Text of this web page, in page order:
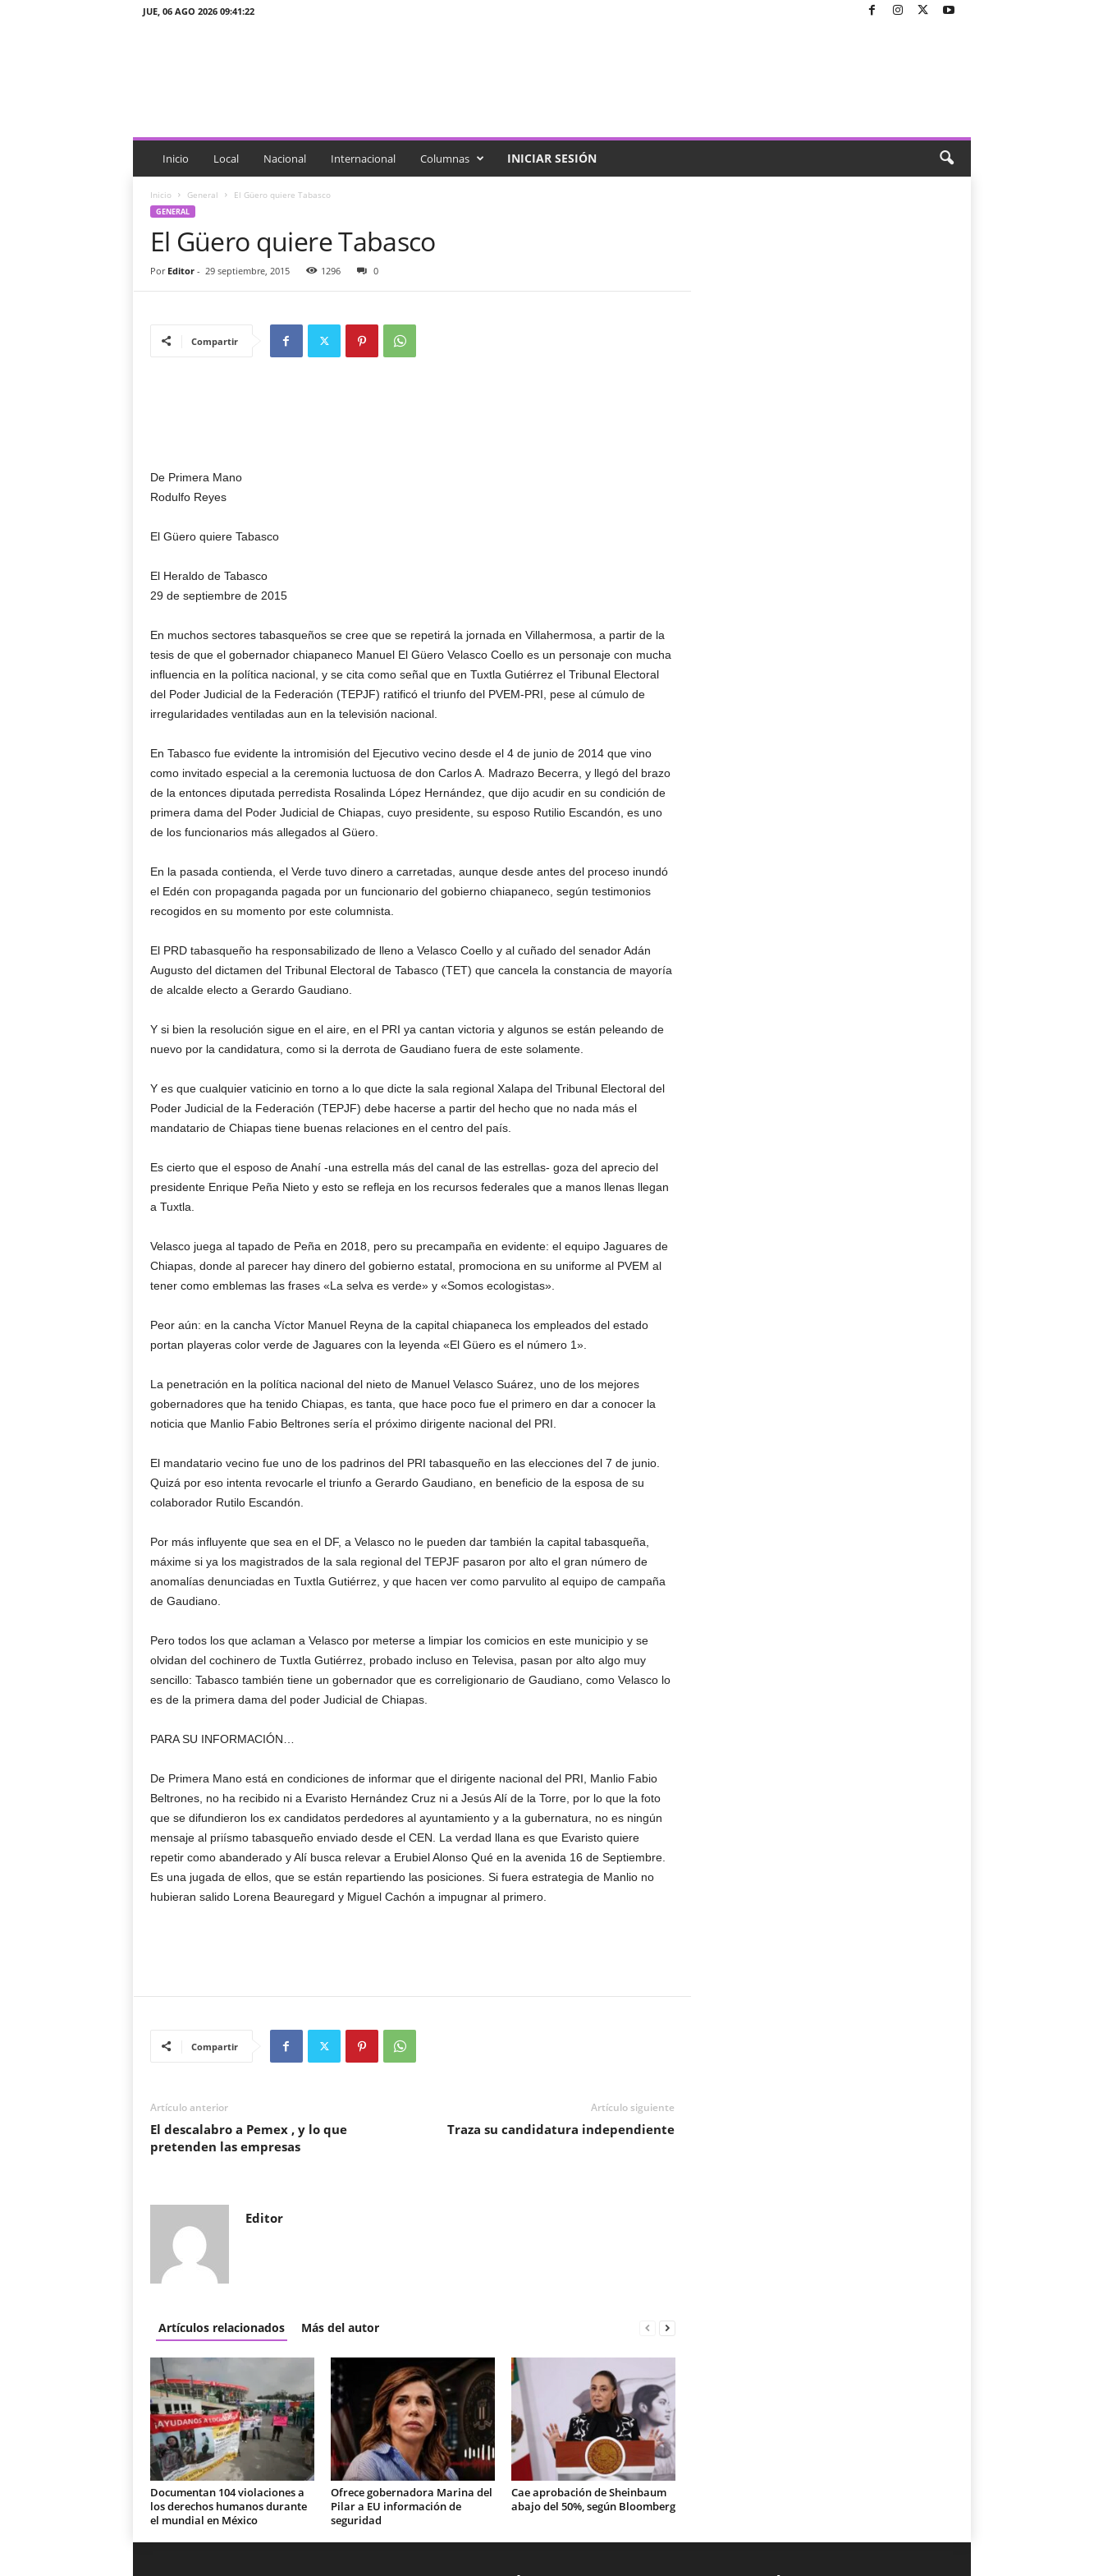
JUE, 06 AGO 2026 09:41:22
c
a
Inicio Local Nacional Internacional Columnas INICIAR SESIÓN
Inicio General El Güero quiere Tabasco
GENERAL
El Güero quiere Tabasco
Por Editor- 29 septiembre, 2015 1296 0
Compartir
De Primera Mano
Rodulfo Reyes
El Güero quiere Tabasco
El Heraldo de Tabasco
29 de septiembre de 2015
En muchos sectores tabasqueños se cree que se repetirá la jornada en Villahermosa, a partir de la
tesis de que el gobernador chiapaneco Manuel El Güero Velasco Coello es un personaje con mucha
influencia en la política nacional, y se cita como señal que en Tuxtla Gutiérrez el Tribunal Electoral
del Poder Judicial de la Federación (TEPJF) ratificó el triunfo del PVEM-PRI, pese al cúmulo de
irregularidades ventiladas aun en la televisión nacional.
En Tabasco fue evidente la intromisión del Ejecutivo vecino desde el 4 de junio de 2014 que vino
como invitado especial a la ceremonia luctuosa de don Carlos A. Madrazo Becerra, y llegó del brazo
de la entonces diputada perredista Rosalinda López Hernández, que dijo acudir en su condición de
primera dama del Poder Judicial de Chiapas, cuyo presidente, su esposo Rutilio Escandón, es uno
de los funcionarios más allegados al Güero.
En la pasada contienda, el Verde tuvo dinero a carretadas, aunque desde antes del proceso inundó
el Edén con propaganda pagada por un funcionario del gobierno chiapaneco, según testimonios
recogidos en su momento por este columnista.
El PRD tabasqueño ha responsabilizado de lleno a Velasco Coello y al cuñado del senador Adán
Augusto del dictamen del Tribunal Electoral de Tabasco (TET) que cancela la constancia de mayoría
de alcalde electo a Gerardo Gaudiano.
Y si bien la resolución sigue en el aire, en el PRI ya cantan victoria y algunos se están peleando de
nuevo por la candidatura, como si la derrota de Gaudiano fuera de este solamente.
Y es que cualquier vaticinio en torno a lo que dicte la sala regional Xalapa del Tribunal Electoral del
Poder Judicial de la Federación (TEPJF) debe hacerse a partir del hecho que no nada más el
mandatario de Chiapas tiene buenas relaciones en el centro del país.
Es cierto que el esposo de Anahí -una estrella más del canal de las estrellas- goza del aprecio del
presidente Enrique Peña Nieto y esto se refleja en los recursos federales que a manos llenas llegan
a Tuxtla.
Velasco juega al tapado de Peña en 2018, pero su precampaña en evidente: el equipo Jaguares de
Chiapas, donde al parecer hay dinero del gobierno estatal, promociona en su uniforme al PVEM al
tener como emblemas las frases «La selva es verde» y «Somos ecologistas».
Peor aún: en la cancha Víctor Manuel Reyna de la capital chiapaneca los empleados del estado
portan playeras color verde de Jaguares con la leyenda «El Güero es el número 1».
La penetración en la política nacional del nieto de Manuel Velasco Suárez, uno de los mejores
gobernadores que ha tenido Chiapas, es tanta, que hace poco fue el primero en dar a conocer la
noticia que Manlio Fabio Beltrones sería el próximo dirigente nacional del PRI.
El mandatario vecino fue uno de los padrinos del PRI tabasqueño en las elecciones del 7 de junio.
Quizá por eso intenta revocarle el triunfo a Gerardo Gaudiano, en beneficio de la esposa de su
colaborador Rutilo Escandón.
Por más influyente que sea en el DF, a Velasco no le pueden dar también la capital tabasqueña,
máxime si ya los magistrados de la sala regional del TEPJF pasaron por alto el gran número de
anomalías denunciadas en Tuxtla Gutiérrez, y que hacen ver como parvulito al equipo de campaña
de Gaudiano.
Pero todos los que aclaman a Velasco por meterse a limpiar los comicios en este municipio y se
olvidan del cochinero de Tuxtla Gutiérrez, probado incluso en Televisa, pasan por alto algo muy
sencillo: Tabasco también tiene un gobernador que es correligionario de Gaudiano, como Velasco lo
es de la primera dama del poder Judicial de Chiapas.
PARA SU INFORMACIÓN…
De Primera Mano está en condiciones de informar que el dirigente nacional del PRI, Manlio Fabio
Beltrones, no ha recibido ni a Evaristo Hernández Cruz ni a Jesús Alí de la Torre, por lo que la foto
que se difundieron los ex candidatos perdedores al ayuntamiento y a la gubernatura, no es ningún
mensaje al priísmo tabasqueño enviado desde el CEN. La verdad llana es que Evaristo quiere
repetir como abanderado y Alí busca relevar a Erubiel Alonso Qué en la avenida 16 de Septiembre.
Es una jugada de ellos, que se están repartiendo las posiciones. Si fuera estrategia de Manlio no
hubieran salido Lorena Beauregard y Miguel Cachón a impugnar al primero.
Compartir
Artículo anterior
El descalabro a Pemex , y lo que
pretenden las empresas
Artículo siguiente
Traza su candidatura independiente
Editor
Artículos relacionados Más del autor
Documentan 104 violaciones a
los derechos humanos durante
el mundial en México
Ofrece gobernadora Marina del
Pilar a EU información de
seguridad
Cae aprobación de Sheinbaum
abajo del 50%, según Bloomberg